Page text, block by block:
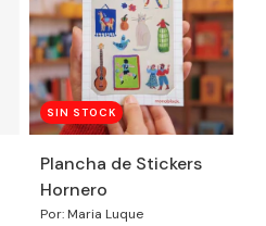
SIN STOCK
Plancha de Stickers
Hornero
Por: Maria Luque